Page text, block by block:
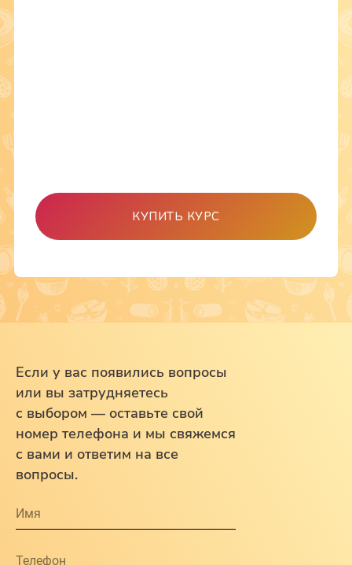
КУПИТЬ КУРС
Если у вас появились вопросы
или вы затрудняетесь
с выбором — оставьте свой
номер телефона и мы свяжемся
с вами и ответим на все
вопросы.
+7 904 355-28-88
г. Тверь, ул. Озёрная, д. 7B
hello@pudramk-school.ru